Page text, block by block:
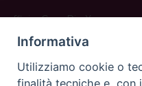
ufficio: Casa Pio X
via Bonporti, 20 – 35141
tel: +39 351 619 2354
e mail:
Informativa
Utilizziamo cookie o